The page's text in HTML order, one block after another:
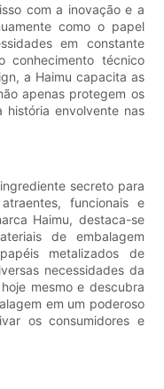
com a inovação e a
como o papel
em constante
conhecimento técnico
a Haimu capacita as
apenas protegem os
história envolvente nas
secreto para
funcionais e
Haimu, destaca-se
de embalagem
metalizados de
necessidades da
mesmo e descubra
em um poderoso
os consumidores e